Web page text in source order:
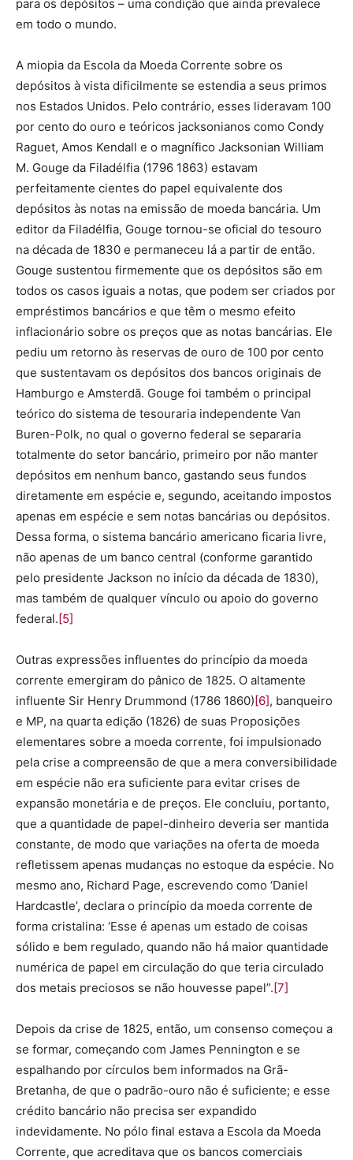
para os depósitos – uma condição que ainda prevalece
em todo o mundo.
A miopia da Escola da Moeda Corrente sobre os
depósitos à vista dificilmente se estendia a seus primos
nos Estados Unidos. Pelo contrário, esses lideravam 100
por cento do ouro e teóricos jacksonianos como Condy
Raguet, Amos Kendall e o magnífico Jacksonian William
M. Gouge da Filadélfia (1796 1863) estavam
perfeitamente cientes do papel equivalente dos
depósitos às notas na emissão de moeda bancária. Um
editor da Filadélfia, Gouge tornou-se oficial do tesouro
na década de 1830 e permaneceu lá a partir de então.
Gouge sustentou firmemente que os depósitos são em
todos os casos iguais a notas, que podem ser criados por
empréstimos bancários e que têm o mesmo efeito
inflacionário sobre os preços que as notas bancárias. Ele
pediu um retorno às reservas de ouro de 100 por cento
que sustentavam os depósitos dos bancos originais de
Hamburgo e Amsterdã. Gouge foi também o principal
teórico do sistema de tesouraria independente Van
Buren-Polk, no qual o governo federal se separaria
totalmente do setor bancário, primeiro por não manter
depósitos em nenhum banco, gastando seus fundos
diretamente em espécie e, segundo, aceitando impostos
apenas em espécie e sem notas bancárias ou depósitos.
Dessa forma, o sistema bancário americano ficaria livre,
não apenas de um banco central (conforme garantido
pelo presidente Jackson no início da década de 1830),
mas também de qualquer vínculo ou apoio do governo
federal.[5]
Outras expressões influentes do princípio da moeda
corrente emergiram do pânico de 1825. O altamente
influente Sir Henry Drummond (1786 1860)[6], banqueiro
e MP, na quarta edição (1826) de suas Proposições
elementares sobre a moeda corrente, foi impulsionado
pela crise a compreensão de que a mera conversibilidade
em espécie não era suficiente para evitar crises de
expansão monetária e de preços. Ele concluiu, portanto,
que a quantidade de papel-dinheiro deveria ser mantida
constante, de modo que variações na oferta de moeda
refletissem apenas mudanças no estoque da espécie. No
mesmo ano, Richard Page, escrevendo como ‘Daniel
Hardcastle’, declara o princípio da moeda corrente de
forma cristalina: ‘Esse é apenas um estado de coisas
sólido e bem regulado, quando não há maior quantidade
numérica de papel em circulação do que teria circulado
dos metais preciosos se não houvesse papel”.[7]
Depois da crise de 1825, então, um consenso começou a
se formar, começando com James Pennington e se
espalhando por círculos bem informados na Grã-
Bretanha, de que o padrão-ouro não é suficiente; e esse
crédito bancário não precisa ser expandido
indevidamente. No pólo final estava a Escola da Moeda
Corrente, que acreditava que os bancos comerciais